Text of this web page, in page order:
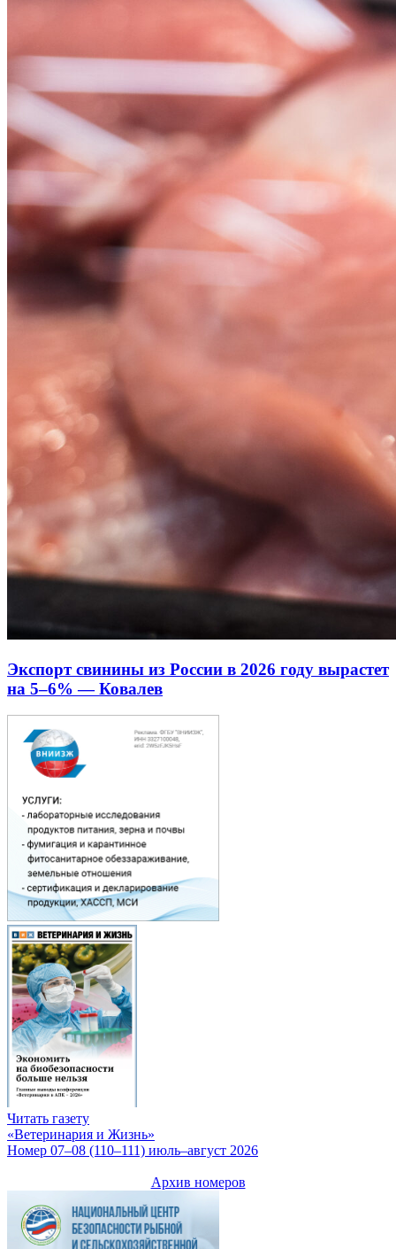
Экспорт свинины из России в 2026 году вырастет
на 5–6% — Ковалев
Читать газету
«Ветеринария и Жизнь»
Номер 07–08 (110–111) июль–август 2026
Архив номеров